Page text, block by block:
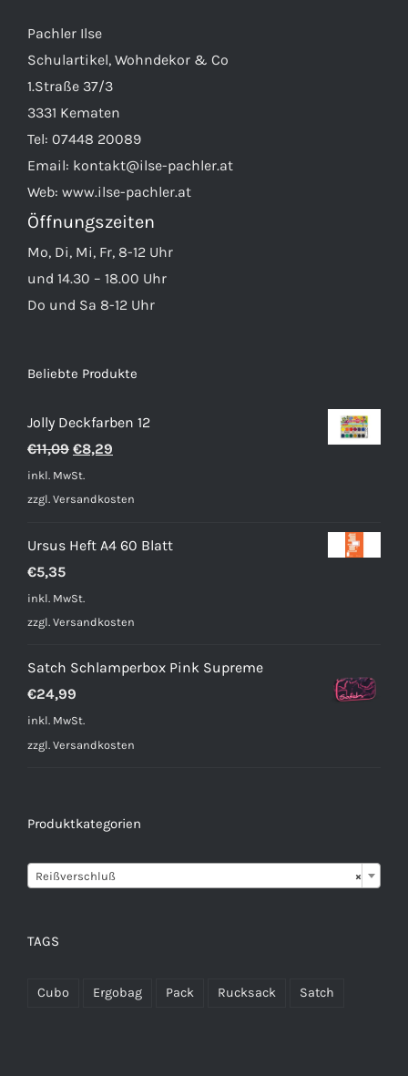
auf
werden
Pachler Ilse
Schulartikel, Wohndekor & Co
1.Straße 37/3
3331 Kematen
Tel: 07448 20089
Email: kontakt@ilse-pachler.at
Web: www.ilse-pachler.at
Öffnungszeiten
Mo, Di, Mi, Fr, 8-12 Uhr
und 14.30 – 18.00 Uhr
Do und Sa 8-12 Uhr
Beliebte Produkte
Jolly Deckfarben 12
€11,09 Ursprünglicher
Preis
war:
€8,29
ist:
inkl. MwSt.
zzgl. Versandkosten
Ursus Heft A4 60 Blatt
€5,35
inkl. MwSt.
zzgl. Versandkosten
Satch Schlamperbox Pink Supreme
€24,99
inkl. MwSt.
zzgl. Versandkosten
Produktkategorien
×
Reißverschluß
TAGS
Cubo Ergobag Pack Rucksack Satch